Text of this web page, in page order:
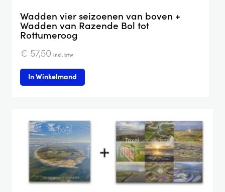
Wadden vier seizoenen van boven +
Wadden van Razende Bol tot
Rottumeroog
€ 57,50 incl. btw
In Winkelmand